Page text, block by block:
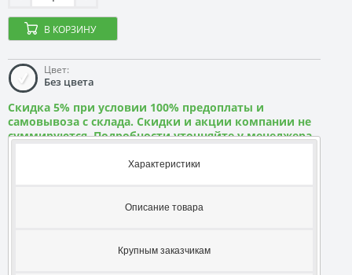
В КОРЗИНУ
Цвет:
Без цвета
Скидка 5% при условии 100% предоплаты и
самовывоза с склада. Скидки и акции компании не
суммируются. Подробности уточняйте у менеджера
Характеристики
Описание товара
Крупным заказчикам